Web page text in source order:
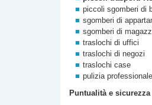
piccoli sgomberi di
sgomberi di
sgomberi di
traslochi di uffici
traslochi di negozi
traslochi case
pulizia
Puntualità e sicurezza